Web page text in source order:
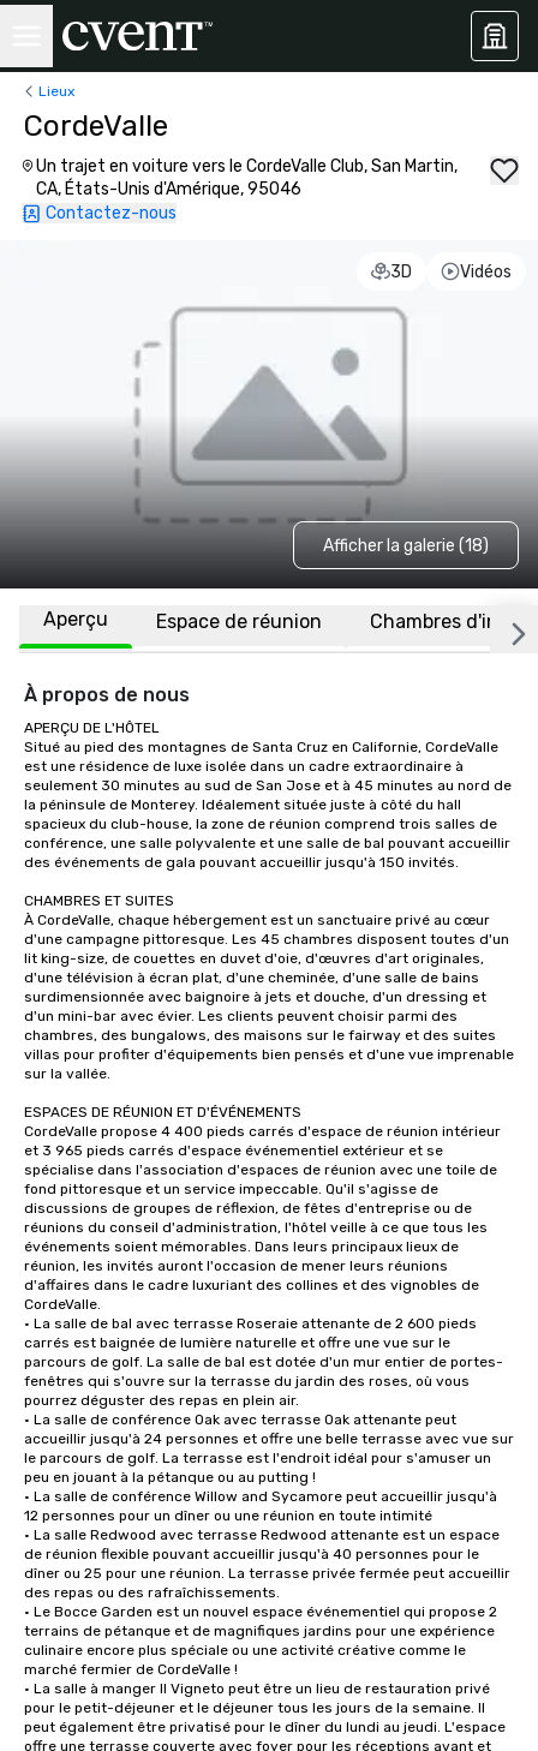
Lieux
CordeValle
Un trajet en voiture vers le CordeValle Club, San Martin,
CA, États-Unis d'Amérique, 95046
Contactez-nous
3D Vidéos
Afficher la galerie (18)
Aperçu Espace de réunion Chambres
À propos de nous
APERÇU DE L'HÔTEL
Situé au pied des montagnes de Santa Cruz en Californie, CordeValle
est une résidence de luxe isolée dans un cadre extraordinaire à
seulement 30 minutes au sud de San Jose et à 45 minutes au nord de
la péninsule de Monterey. Idéalement située juste à côté du hall
spacieux du club-house, la zone de réunion comprend trois salles de
conférence, une salle polyvalente et une salle de bal pouvant accueillir
des événements de gala pouvant accueillir jusqu'à 150 invités.
CHAMBRES ET SUITES
À CordeValle, chaque hébergement est un sanctuaire privé au cœur
d'une campagne pittoresque. Les 45 chambres disposent toutes d'un
lit king-size, de couettes en duvet d'oie, d'œuvres d'art originales,
d'une télévision à écran plat, d'une cheminée, d'une salle de bains
surdimensionnée avec baignoire à jets et douche, d'un dressing et
d'un mini-bar avec évier. Les clients peuvent choisir parmi des
chambres, des bungalows, des maisons sur le fairway et des suites
villas pour profiter d'équipements bien pensés et d'une vue imprenable
sur la vallée.
ESPACES DE RÉUNION ET D'ÉVÉNEMENTS
CordeValle propose 4 400 pieds carrés d'espace de réunion intérieur
et 3 965 pieds carrés d'espace événementiel extérieur et se
spécialise dans l'association d'espaces de réunion avec une toile de
fond pittoresque et un service impeccable. Qu'il s'agisse de
discussions de groupes de réflexion, de fêtes d'entreprise ou de
réunions du conseil d'administration, l'hôtel veille à ce que tous les
événements soient mémorables. Dans leurs principaux lieux de
réunion, les invités auront l'occasion de mener leurs réunions
d'affaires dans le cadre luxuriant des collines et des vignobles de
CordeValle.
• La salle de bal avec terrasse Roseraie attenante de 2 600 pieds
carrés est baignée de lumière naturelle et offre une vue sur le
parcours de golf. La salle de bal est dotée d'un mur entier de portes-
fenêtres qui s'ouvre sur la terrasse du jardin des roses, où vous
pourrez déguster des repas en plein air.
• La salle de conférence Oak avec terrasse Oak attenante peut
accueillir jusqu'à 24 personnes et offre une belle terrasse avec vue sur
le parcours de golf. La terrasse est l'endroit idéal pour s'amuser un
peu en jouant à la pétanque ou au putting !
• La salle de conférence Willow and Sycamore peut accueillir jusqu'à
12 personnes pour un dîner ou une réunion en toute intimité
• La salle Redwood avec terrasse Redwood attenante est un espace
de réunion flexible pouvant accueillir jusqu'à 40 personnes pour le
dîner ou 25 pour une réunion. La terrasse privée fermée peut accueillir
des repas ou des rafraîchissements.
• Le Bocce Garden est un nouvel espace événementiel qui propose 2
terrains de pétanque et de magnifiques jardins pour une expérience
culinaire encore plus spéciale ou une activité créative comme le
marché fermier de CordeValle !
• La salle à manger Il Vigneto peut être un lieu de restauration privé
pour le petit-déjeuner et le déjeuner tous les jours de la semaine. Il
peut également être privatisé pour le dîner du lundi au jeudi. L'espace
offre une terrasse couverte avec foyer pour les réceptions avant et